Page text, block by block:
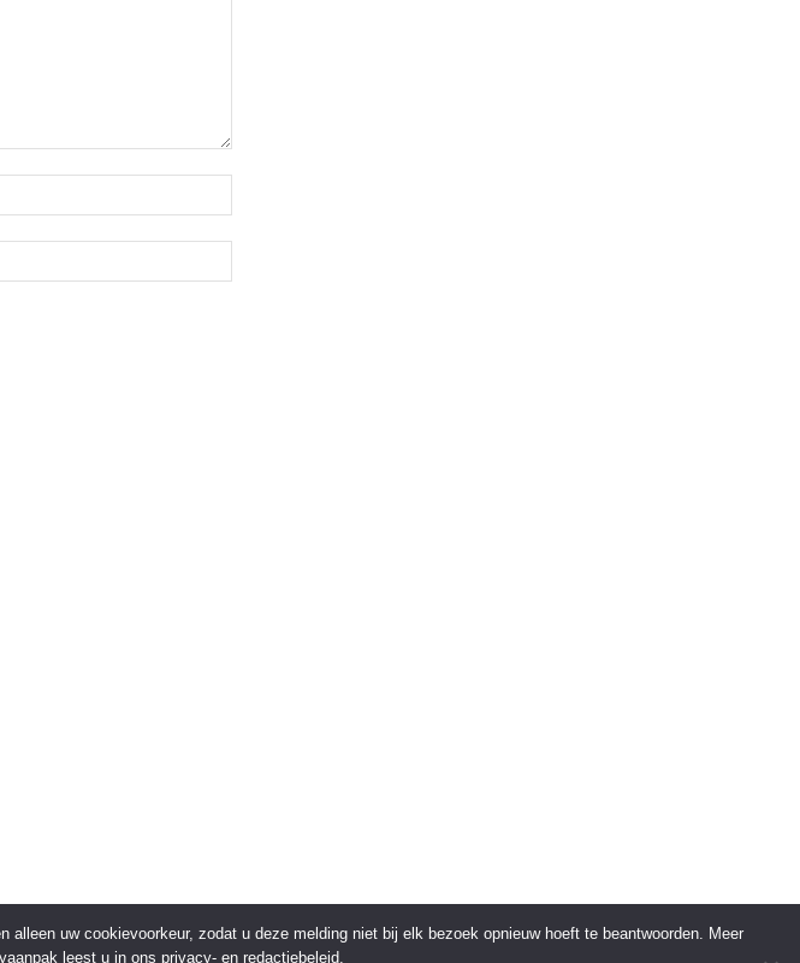
uw cookievoorkeur, zodat u deze melding niet bij elk bezoek opnieuw hoeft te beantwoorden. Meer
leest u in ons privacy- en redactiebeleid.